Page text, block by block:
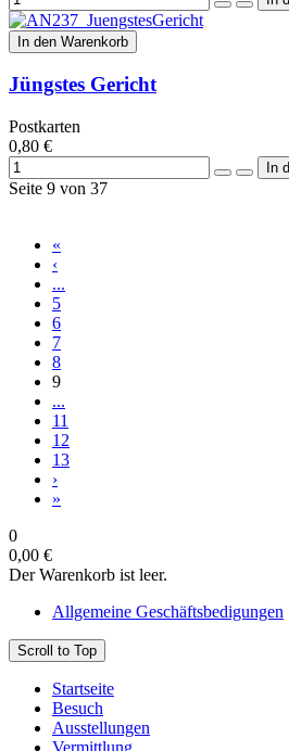
In den Warenkorb
Jüngstes Gericht
Postkarten
0,80 €
Seite 9 von 37
«
‹
...
5
6
7
8
9
...
11
12
13
›
»
0
0,00 €
Der Warenkorb ist leer.
Allgemeine Geschäftsbedigungen
Scroll to Top
Startseite
Besuch
Ausstellungen
Vermittlung